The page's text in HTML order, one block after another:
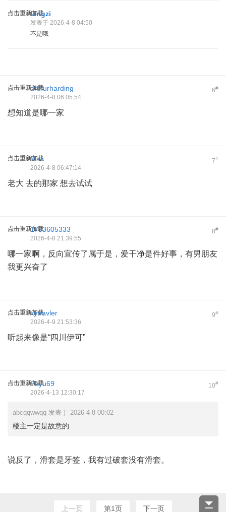
点击重新加载
langzi
发表于 2026-4-8 04:50
不是哦
点击重新加载 6#
arthurharding
2026-4-8 06:05:54
想知道是哪一家
点击重新加载 7#
Max
2026-4-8 06:47:14
老大 去的那家 想去试试
点击重新加载 8#
1783605333
2026-4-8 21:39:55
哪一家啊，反向宣传了属于是，爱干净是件好事，有男朋友
我更兴奋了
点击重新加载 9#
xytravler
2026-4-9 21:53:36
听起来像是“四川伊可”
点击重新加载 10#
Fayu69
2026-4-13 12:30:17
abcqqwwqq 发表于 2026-4-8 00:02
楼主一定是故意的
说反了，滑套是牙签，我有过破套没有滑套。
上一页 第1页 下一页